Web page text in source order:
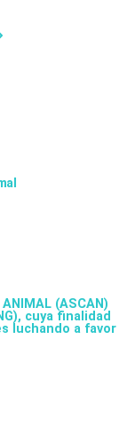
ANIMAL (ASCAN)
cuya finalidad
luchando a favor